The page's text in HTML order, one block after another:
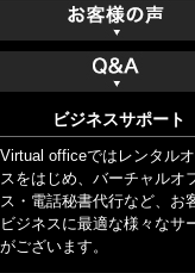
ビジネスサポート
Virtual officeではレンタル
スをはじめ、バーチャルオ
ス・電話秘書代行など、お
ビジネスに最適な様々なサ
がございます。